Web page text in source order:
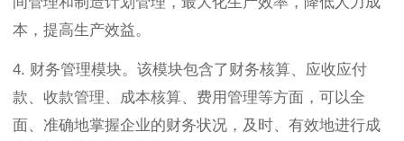
本，提高生产效益。
4. 财务管理模块。该模块包含了财务核算、应收应付
款、收款管理、成本核算、费用管理等方面，可以全
面、准确地掌握企业的财务状况，及时、有效地进行成